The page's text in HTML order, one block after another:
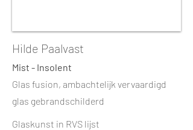
Hilde Paalvast
Mist - Insolent
Glas fusion, ambachtelijk vervaardigd
glas gebrandschilderd
Glaskunst in RVS lijst